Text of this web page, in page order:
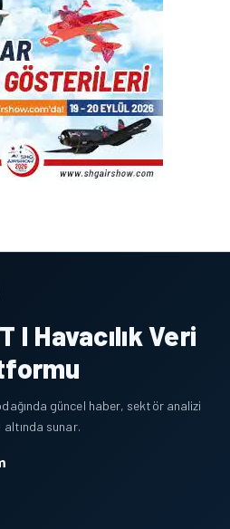
I Havacılık Veri
güncel haber, sektör analizi
sunar.